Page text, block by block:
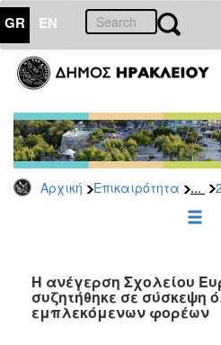
GR EN
Αρχική Επικαιρότητα ...
ΕΠΙΚΑΙΡΟΤΗΤΑ
Τύπου
Αρχείο
2026
2025
2022
2021
Η ανέγερση Σχολείου
συζητήθηκε σε σύσκεψη
εμπλεκόμενων φορέων